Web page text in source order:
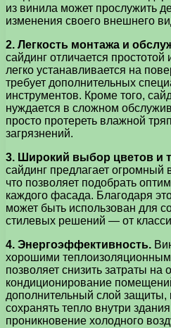
из винила может прослужить
изменения своего внешнего
2. Легкость монтажа и
сайдинг отличается
легко устанавливается на
требует дополнительных
инструментов. Кроме того,
нуждается в сложном
просто протереть влажной
загрязнений.
3. Широкий выбор цветов и
сайдинг предлагает огромный
что позволяет подобрать
каждого фасада. Благодаря
может быть использован для
стилевых решений — от
4. Энергоэффективность.
хорошими
позволяет снизить затраты на
кондиционирование
дополнительный слой защиты,
сохранять тепло внутри
проникновение холодного